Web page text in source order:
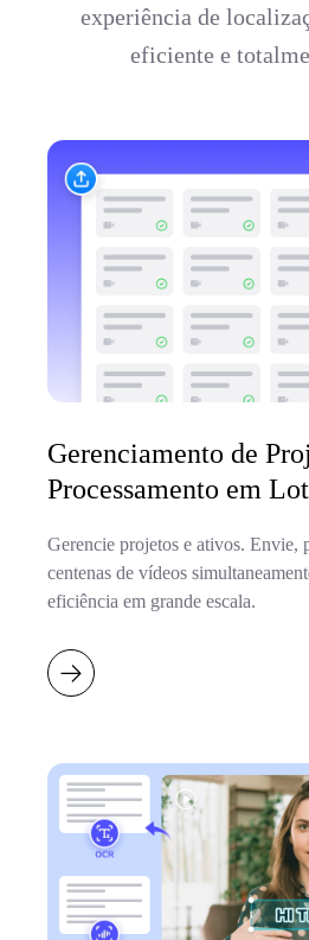
experiência de
eficiente e
Gerenciamento de
Processamento em
Gerencie projetos e ativos. Envie,
centenas de vídeos
eficiência em grande escala.